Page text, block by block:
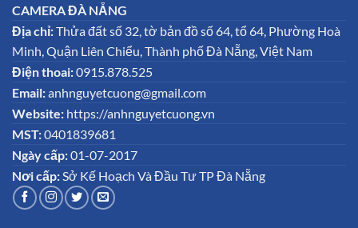
CAMERA ĐÀ NẴNG
Địa chỉ:Thửa đất số 32, tờ bản đồ số 64, tổ 64, Phường Hoà
Minh, Quận Liên Chiểu, Thành phố Đà Nẵng, Việt Nam
Điện thoai:0915.878.525
Email:anhnguyetcuong@gmail.com
Website: https://anhnguyetcuong.vn
MST:0401839681
Ngày cấp:01-07-2017
Nơi cấp: Sở Kế Hoạch Và Đầu Tư TP Đà Nẵng